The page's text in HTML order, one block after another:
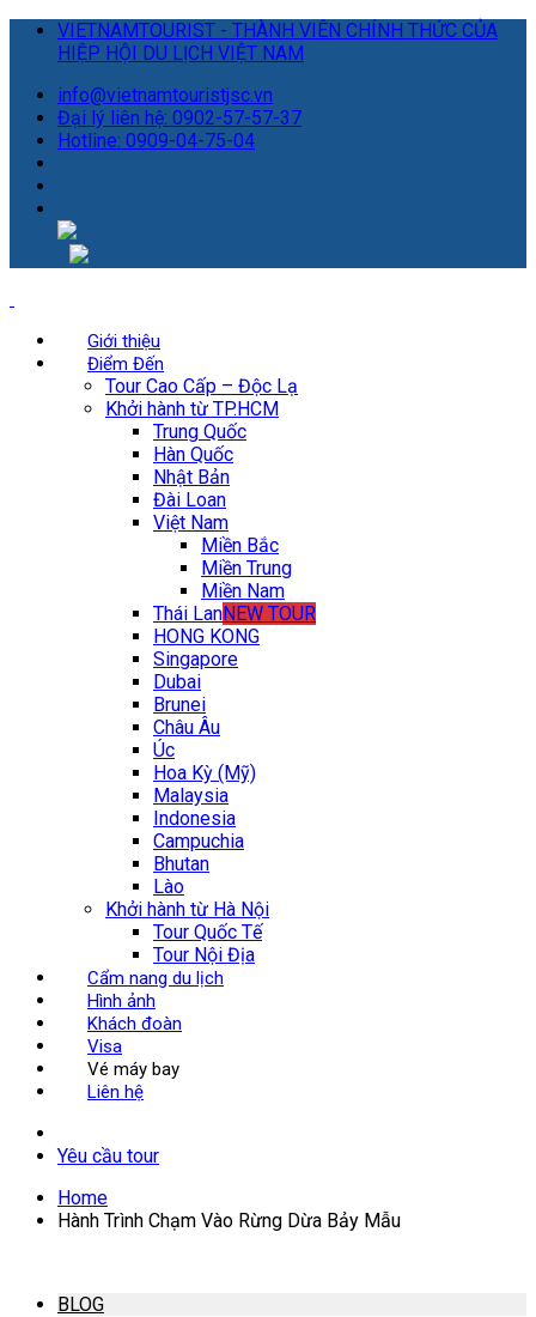
VIETNAMTOURIST - THÀNH VIÊN CHÍNH THỨC CỦA
HIỆP HỘI DU LỊCH VIỆT NAM
info@vietnamtouristjsc.vn
Đại lý liên hệ: 0902-57-57-37
Hotline: 0909-04-75-04
Giới thiệu
Điểm Đến
Tour Cao Cấp – Độc Lạ
Khởi hành từ TP.HCM
Trung Quốc
Hàn Quốc
Nhật Bản
Đài Loan
Việt Nam
Miền Bắc
Miền Trung
Miền Nam
Thái LanNEW TOUR
HONG KONG
Singapore
Dubai
Brunei
Châu Âu
Úc
Hoa Kỳ (Mỹ)
Malaysia
Indonesia
Campuchia
Bhutan
Lào
Khởi hành từ Hà Nội
Tour Quốc Tế
Tour Nội Địa
Cẩm nang du lịch
Hình ảnh
Khách đoàn
Visa
Vé máy bay
Liên hệ
Yêu cầu tour
Home
Hành Trình Chạm Vào Rừng Dừa Bảy Mẫu
BLOG